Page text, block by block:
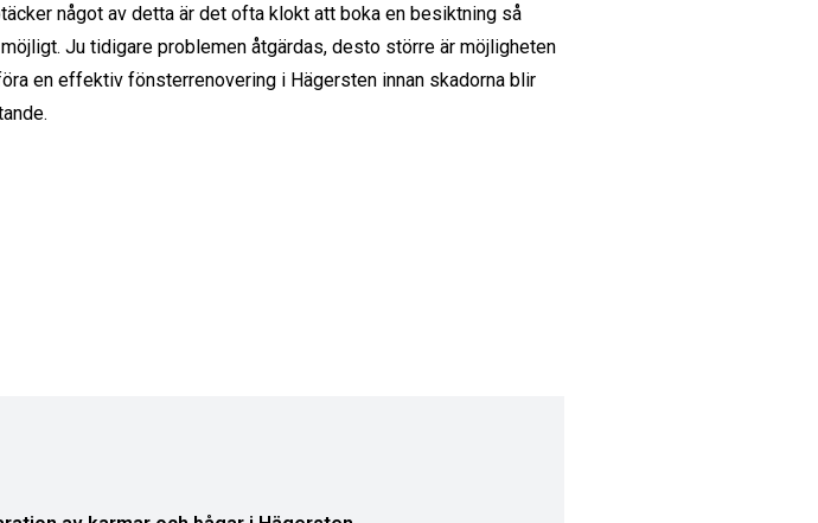
något av detta är det ofta klokt att boka en besiktning så
Ju tidigare problemen åtgärdas, desto större är möjligheten
en effektiv fönsterrenovering i Hägersten innan skadorna blir